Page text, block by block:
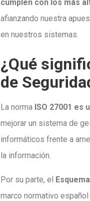
cumplen con los más
afianzando nuestra
en nuestros sistemas.
¿Qué
de
La norma ISO 27001 es
mejorar un sistema de
informáticos frente a
la información.
Por su parte, el
marco normativo